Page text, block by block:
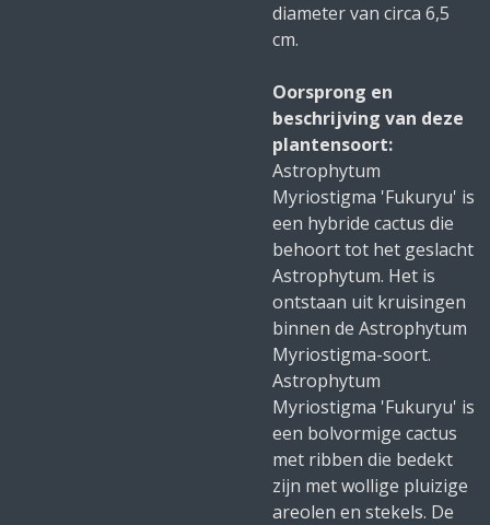
diameter van circa 6,5
cm.
Oorsprong en
beschrijving van deze
plantensoort:
Astrophytum
Myriostigma 'Fukuryu' is
een hybride cactus die
behoort tot het geslacht
Astrophytum. Het is
ontstaan uit kruisingen
binnen de Astrophytum
Myriostigma-soort.
Astrophytum
Myriostigma 'Fukuryu' is
een bolvormige cactus
met ribben die bedekt
zijn met wollige pluizige
areolen en stekels. De